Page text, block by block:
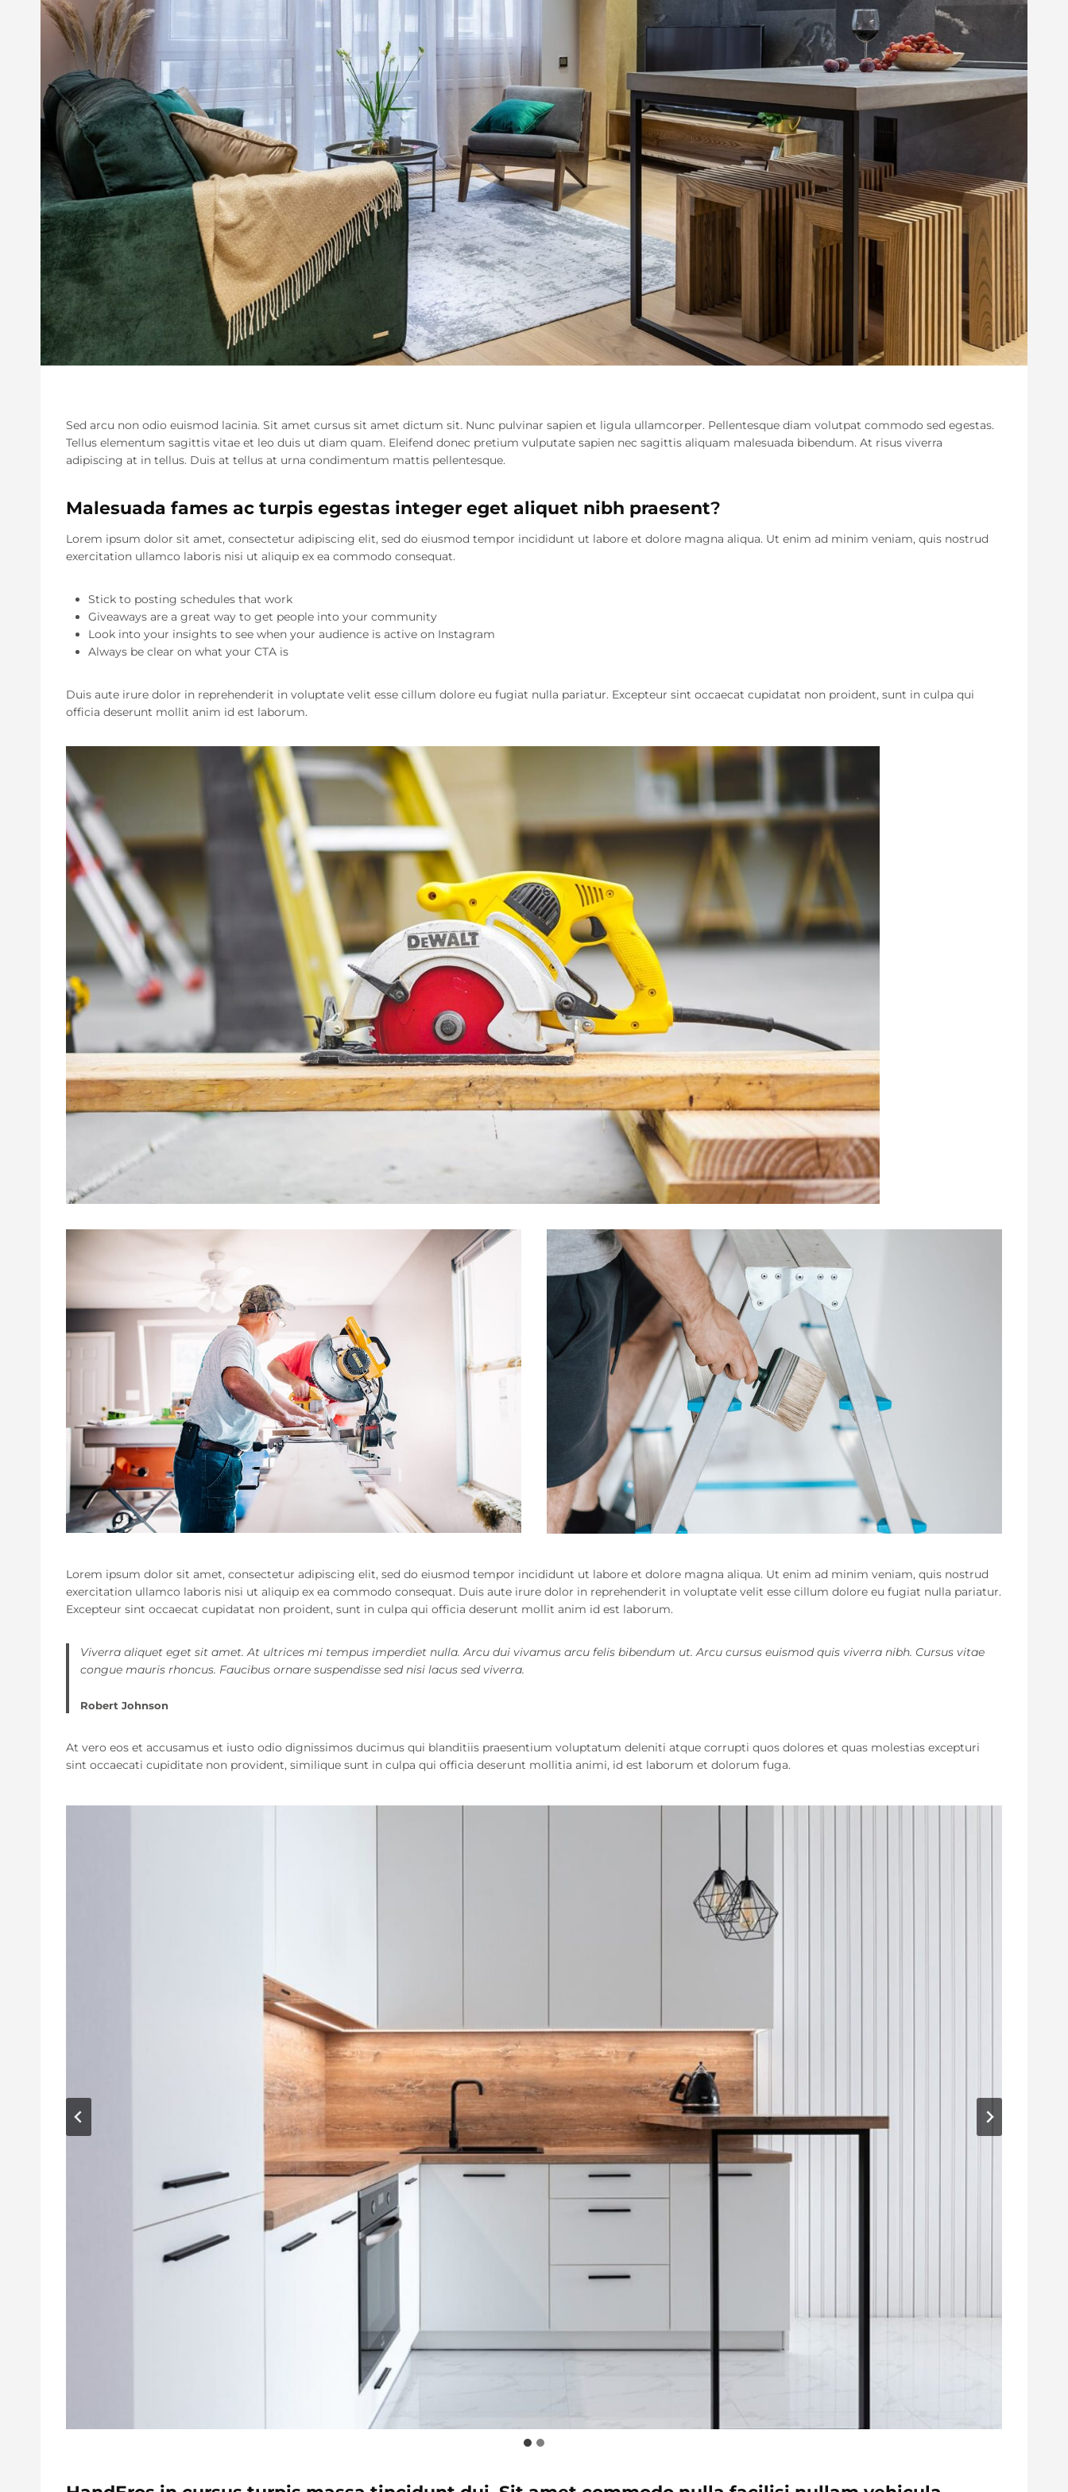
Sed arcu non odio euismod lacinia. Sit amet cursus sit amet dictum sit. Nunc pulvinar sapien et ligula ullamcorper. Pellentesque diam volutpat commodo sed egestas.
Tellus elementum sagittis vitae et leo duis ut diam quam. Eleifend donec pretium vulputate sapien nec sagittis aliquam malesuada bibendum. At risus viverra
adipiscing at in tellus. Duis at tellus at urna condimentum mattis pellentesque.
Malesuada fames ac turpis egestas integer eget aliquet nibh praesent?
Lorem ipsum dolor sit amet, consectetur adipiscing elit, sed do eiusmod tempor incididunt ut labore et dolore magna aliqua. Ut enim ad minim veniam, quis nostrud
exercitation ullamco laboris nisi ut aliquip ex ea commodo consequat.
Stick to posting schedules that work
Giveaways are a great way to get people into your community
Look into your insights to see when your audience is active on Instagram
Always be clear on what your CTA is
Duis aute irure dolor in reprehenderit in voluptate velit esse cillum dolore eu fugiat nulla pariatur. Excepteur sint occaecat cupidatat non proident, sunt in culpa qui
officia deserunt mollit anim id est laborum.
Lorem ipsum dolor sit amet, consectetur adipiscing elit, sed do eiusmod tempor incididunt ut labore et dolore magna aliqua. Ut enim ad minim veniam, quis nostrud
exercitation ullamco laboris nisi ut aliquip ex ea commodo consequat. Duis aute irure dolor in reprehenderit in voluptate velit esse cillum dolore eu fugiat nulla pariatur.
Excepteur sint occaecat cupidatat non proident, sunt in culpa qui officia deserunt mollit anim id est laborum.
Viverra aliquet eget sit amet. At ultrices mi tempus imperdiet nulla. Arcu dui vivamus arcu felis bibendum ut. Arcu cursus euismod quis viverra nibh. Cursus vitae
congue mauris rhoncus. Faucibus ornare suspendisse sed nisi lacus sed viverra.
Robert Johnson
At vero eos et accusamus et iusto odio dignissimos ducimus qui blanditiis praesentium voluptatum deleniti atque corrupti quos dolores et quas molestias excepturi
sint occaecati cupiditate non provident, similique sunt in culpa qui officia deserunt mollitia animi, id est laborum et dolorum fuga.